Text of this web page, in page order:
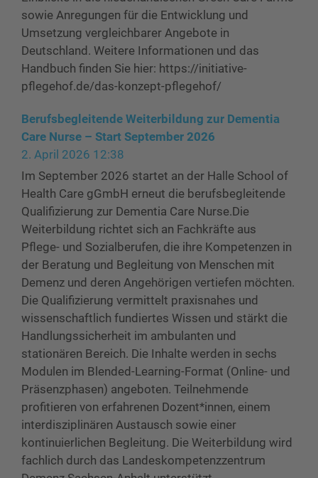
sowie Anregungen für die Entwicklung und
Umsetzung vergleichbarer Angebote in
Deutschland. Weitere Informationen und das
Handbuch finden Sie hier: https://initiative-
pflegehof.de/das-konzept-pflegehof/
Berufsbegleitende Weiterbildung zur Dementia
Care Nurse – Start September 2026
2. April 2026 12:38
Im September 2026 startet an der Halle School of
Health Care gGmbH erneut die berufsbegleitende
Qualifizierung zur Dementia Care Nurse.Die
Weiterbildung richtet sich an Fachkräfte aus
Pflege- und Sozialberufen, die ihre Kompetenzen in
der Beratung und Begleitung von Menschen mit
Demenz und deren Angehörigen vertiefen möchten.
Die Qualifizierung vermittelt praxisnahes und
wissenschaftlich fundiertes Wissen und stärkt die
Handlungssicherheit im ambulanten und
stationären Bereich. Die Inhalte werden in sechs
Modulen im Blended-Learning-Format (Online- und
Präsenzphasen) angeboten. Teilnehmende
profitieren von erfahrenen Dozent*innen, einem
interdisziplinären Austausch sowie einer
kontinuierlichen Begleitung. Die Weiterbildung wird
fachlich durch das Landeskompetenzzentrum